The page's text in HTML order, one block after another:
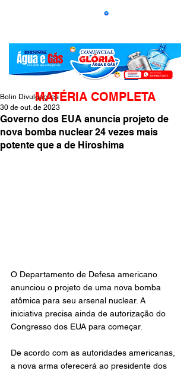
Governo dos EUA anuncia projeto de
nova bomba nuclear 24 vezes mais
potente que a de Hiroshima
Bolin Divulgações
30 de out. de 2023
O Departamento de Defesa americano
anunciou o projeto de uma nova bomba
atômica para seu arsenal nuclear. A
iniciativa precisa ainda de autorização do
Congresso dos EUA para começar.
De acordo com as autoridades americanas,
a nova arma oferecerá ao presidente dos
MATÉRIA COMPLETA